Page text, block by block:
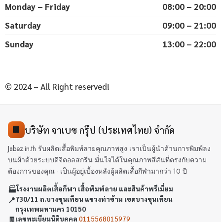
Monday – Friday
08:00 – 20:00
Saturday
09:00 – 21:00
Sunday
13:00 – 22:00
© 2024 – All Right reserved!
🏢 บริษัท จาเบซ กรุ๊ป (ประเทศไทย) จำกัด
Jabez.in.th รับผลิตเสื้อพิมพ์ลายคุณภาพสูง เราเป็นผู้นำด้านการพิมพ์ลง
บนผ้าด้วยระบบดิจิตอลสกรีน มั่นใจได้ในคุณภาพสีสันที่ตรงกับความ
ต้องการของคุณ · เป็นผู้อยู่เบื้องหลังผู้ผลิตเสื้อกีฬามากว่า 10 ปี
🏭โรงงานผลิตเสื้อกีฬา เสื้อพิมพ์ลาย และสินค้าพรีเมี่ยม
📍730/11 ถ.บางขุนเทียน แขวงท่าข้าม เขตบางขุนเทียน
กรุงเทพมหานคร 10150
🧾เลขทะเบียนนิติบุคคล 0115568015979